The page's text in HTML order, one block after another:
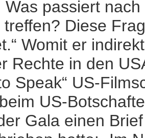
Was passiert
treffen? Diese
Womit er
Rechte in den
Speak“ US-
US-
Gala einen